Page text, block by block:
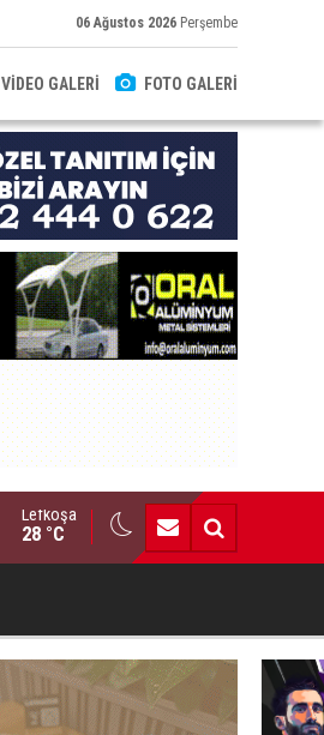
06 Ağustos 2026 Perşembe
VİDEO GALERİ FOTO GALERİ
Lefkoşa
28 °C